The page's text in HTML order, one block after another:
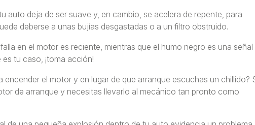
auto deja de ser suave y, en cambio, se acelera de repente, para
deberse a unas bujías desgastadas o a un filtro obstruido.
en el motor es reciente, mientras que el humo negro es una señal
tu caso, ¡toma acción!
encender el motor y en lugar de que arranque escuchas un chillido?
de arranque y necesitas llevarlo al mecánico tan pronto como